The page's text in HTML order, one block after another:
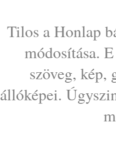
Tilos a Honlap
módosítása.
szöveg, kép,
állóképei.